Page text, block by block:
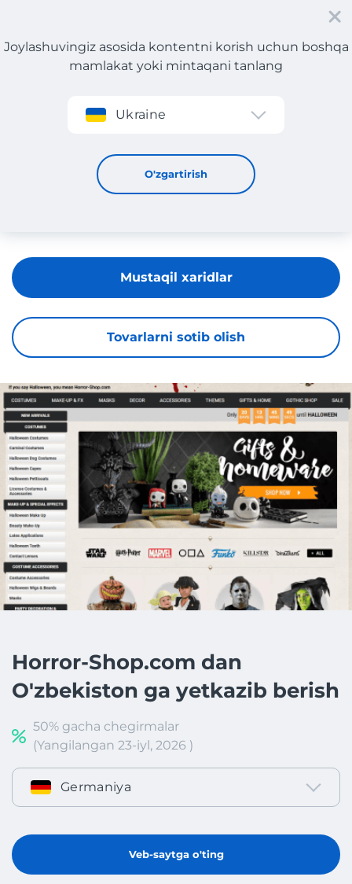
Roʻyxatdan oʻtish
Joylashuvingiz asosida kontentni korish uchun boshqa
mamlakat yoki mintaqani tanlang
Ukraine
O'zgartirish
Horror-Shop.com
Tovarlarni sotib olish
Mustaqil xaridlar
Horror-Shop.com dan
O'zbekiston ga yetkazib berish
50% gacha chegirmalar
(Yangilangan 23-iyl, 2026 )
Germaniya
Veb-saytga o'ting